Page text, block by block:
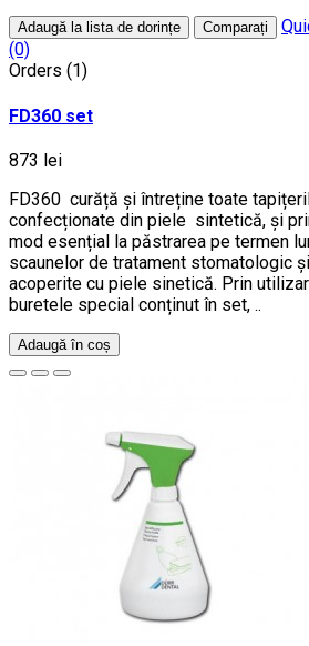
Adaugă la lista de dorințe Comparați
(0)
Orders (1)
FD360 set
873 lei
FD360 curăță și întreține toate
confecționate din piele sintetică, și
mod esențial la păstrarea pe termen
scaunelor de tratament stomatologic
acoperite cu piele sinetică. Prin
buretele special conținut în set, ..
Adaugă în coș